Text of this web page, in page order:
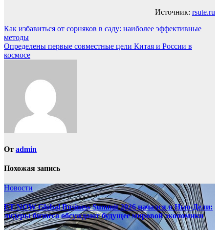
Источник: rsute.ru
Навигация
по
записям
Как избавиться от сорняков в саду: наиболее эффективные
методы
Определены первые совместные цели Китая и России в
космосе
От admin
Похожая запись
Новости
ET NOW Global Business Summit 2026 начался в Нью‑Дели:
лидеры бизнеса обсуждают будущее мировой экономики